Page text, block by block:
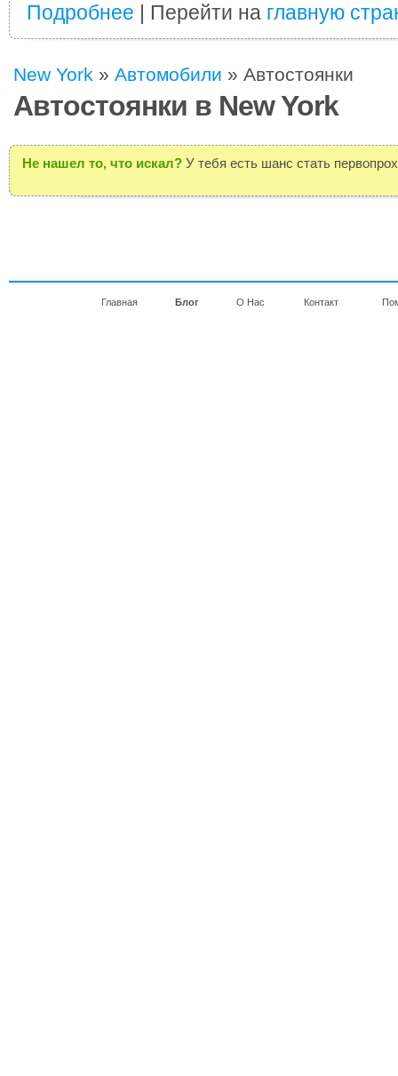
Подробнее | Перейти на главную
New York » Автомобили » Автостоянки
Автостоянки в New York
Не нашел то, что искал? У тебя есть шанс стать
Главная Блог О Нас Контакт